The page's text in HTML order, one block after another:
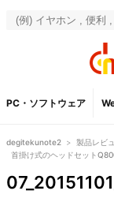
PC・ソフトウェア
degitekunote2 > 製品レビ
首掛け式のヘッドセット